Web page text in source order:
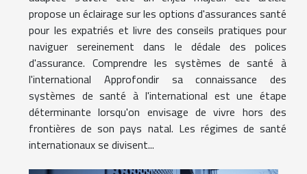
propose un éclairage sur les options d'assurances santé
pour les expatriés et livre des conseils pratiques pour
naviguer sereinement dans le dédale des polices
d'assurance. Comprendre les systèmes de santé à
l'international Approfondir sa connaissance des
systèmes de santé à l'international est une étape
déterminante lorsqu'on envisage de vivre hors des
frontières de son pays natal. Les régimes de santé
internationaux se divisent...